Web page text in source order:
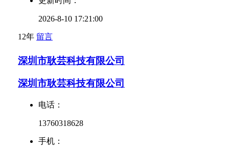
2026-8-10 17:21:00
12年 留言
深圳市耿芸科技有限公司
深圳市耿芸科技有限公司
电话：
13760318628
手机：